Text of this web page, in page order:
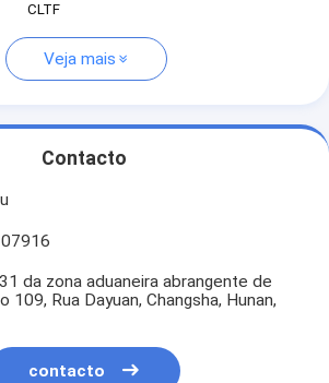
CLTF
Veja mais
Contacto
da zona aduaneira abrangente de
109, Rua Dayuan, Changsha, Hunan,
contacto